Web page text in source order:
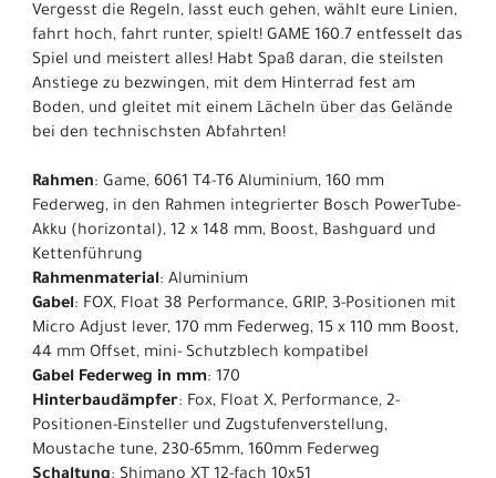
Vergesst die Regeln, lasst euch gehen, wählt eure Linien,
fahrt hoch, fahrt runter, spielt! GAME 160.7 entfesselt das
Spiel und meistert alles! Habt Spaß daran, die steilsten
Anstiege zu bezwingen, mit dem Hinterrad fest am
Boden, und gleitet mit einem Lächeln über das Gelände
bei den technischsten Abfahrten!
Rahmen: Game, 6061 T4-T6 Aluminium, 160 mm
Federweg, in den Rahmen integrierter Bosch PowerTube-
Akku (horizontal), 12 x 148 mm, Boost, Bashguard und
Kettenführung
Rahmenmaterial: Aluminium
Gabel: FOX, Float 38 Performance, GRIP, 3-Positionen mit
Micro Adjust lever, 170 mm Federweg, 15 x 110 mm Boost,
44 mm Offset, mini- Schutzblech kompatibel
Gabel Federweg in mm: 170
Hinterbaudämpfer: Fox, Float X, Performance, 2-
Positionen-Einsteller und Zugstufenverstellung,
Moustache tune, 230-65mm, 160mm Federweg